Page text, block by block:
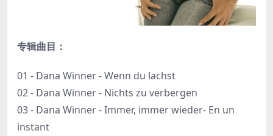
专辑曲目：
01 - Dana Winner - Wenn du lachst
02 - Dana Winner - Nichts zu verbergen
03 - Dana Winner - Immer, immer wieder- En un
instant